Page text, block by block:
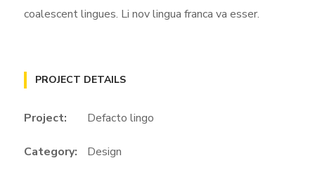
coalescent lingues. Li nov lingua franca va esser.
PROJECT DETAILS
Project: Defacto lingo
Category: Design